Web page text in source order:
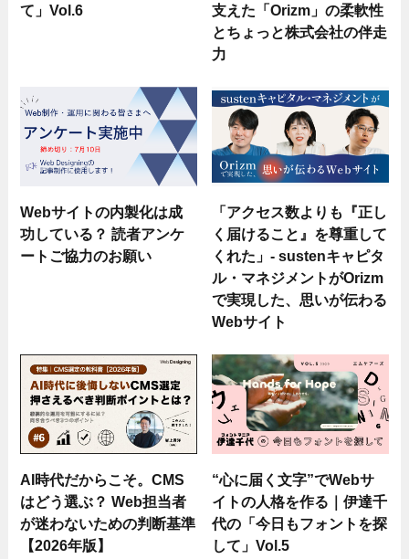
て」Vol.6
支えた「Orizm」の柔軟性
とちょっと株式会社の伴走
力
Webサイトの内製化は成
功している？ 読者アンケ
ートご協力のお願い
「アクセス数よりも『正し
く届けること』を尊重して
くれた」- sustenキャピタ
ル・マネジメントがOrizm
で実現した、思いが伝わる
Webサイト
AI時代だからこそ。CMS
はどう選ぶ？ Web担当者
が迷わないための判断基準
【2026年版】
“心に届く文字”でWebサ
イトの人格を作る｜伊達千
代の「今日もフォントを探
して」Vol.5